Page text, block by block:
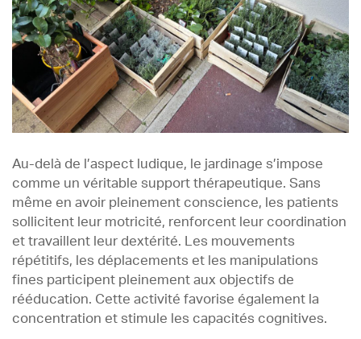
Au-delà de l’aspect ludique, le jardinage s’impose
comme un véritable support thérapeutique. Sans
même en avoir pleinement conscience, les patients
sollicitent leur motricité, renforcent leur coordination
et travaillent leur dextérité. Les mouvements
répétitifs, les déplacements et les manipulations
fines participent pleinement aux objectifs de
rééducation. Cette activité favorise également la
concentration et stimule les capacités cognitives.